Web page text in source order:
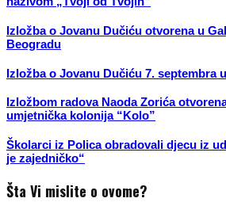
Izložba o Jovanu Dučiću otvorena u
Beogradu
Izložba o Jovanu Dučiću 7. septembra
Izložbom radova Naoda Zorića
umjetnička kolonija “Kolo”
Školarci iz Polica obradovali djecu iz
je zajedničko“
Šta Vi mislite o ovome?